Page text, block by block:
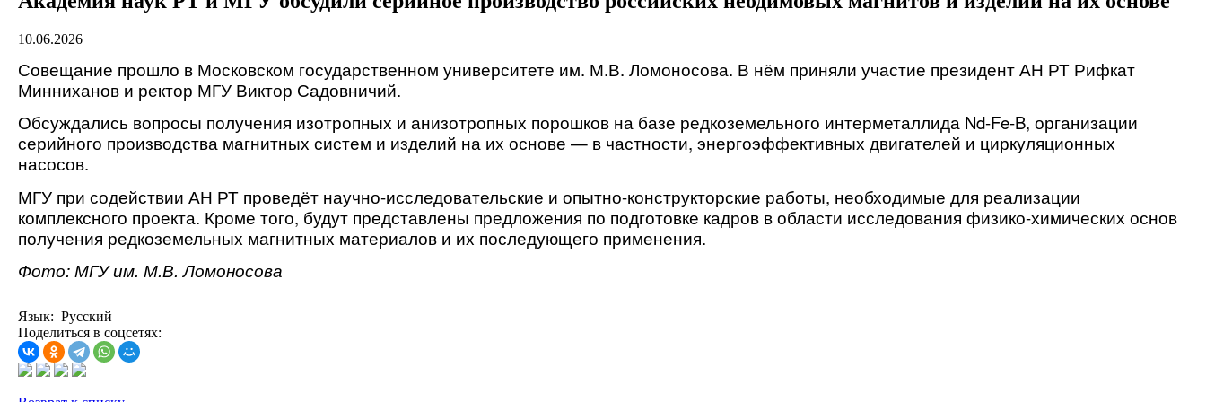
10.06.2026
Совещание прошло в Московском государственном университете им. М.В. Ломоносова. В нём приняли участие президент АН РТ Рифкат
Минниханов и ректор МГУ Виктор Садовничий.
Обсуждались вопросы получения изотропных и анизотропных порошков на базе редкоземельного интерметаллида Nd-Fe-B, организации
серийного производства магнитных систем и изделий на их основе — в частности, энергоэффективных двигателей и циркуляционных
насосов.
МГУ при содействии АН РТ проведёт научно-исследовательские и опытно-конструкторские работы, необходимые для реализации
комплексного проекта. Кроме того, будут представлены предложения по подготовке кадров в области исследования физико-химических основ
получения редкоземельных магнитных материалов и их последующего применения.
Фото: МГУ им. М.В. Ломоносова
Язык: Русский
Поделиться в соцсетях: